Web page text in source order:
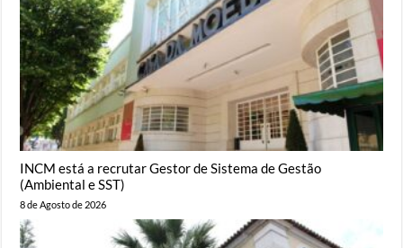
INCM está a recrutar Gestor de Sistema de Gestão
(Ambiental e SST)
8 de Agosto de 2026